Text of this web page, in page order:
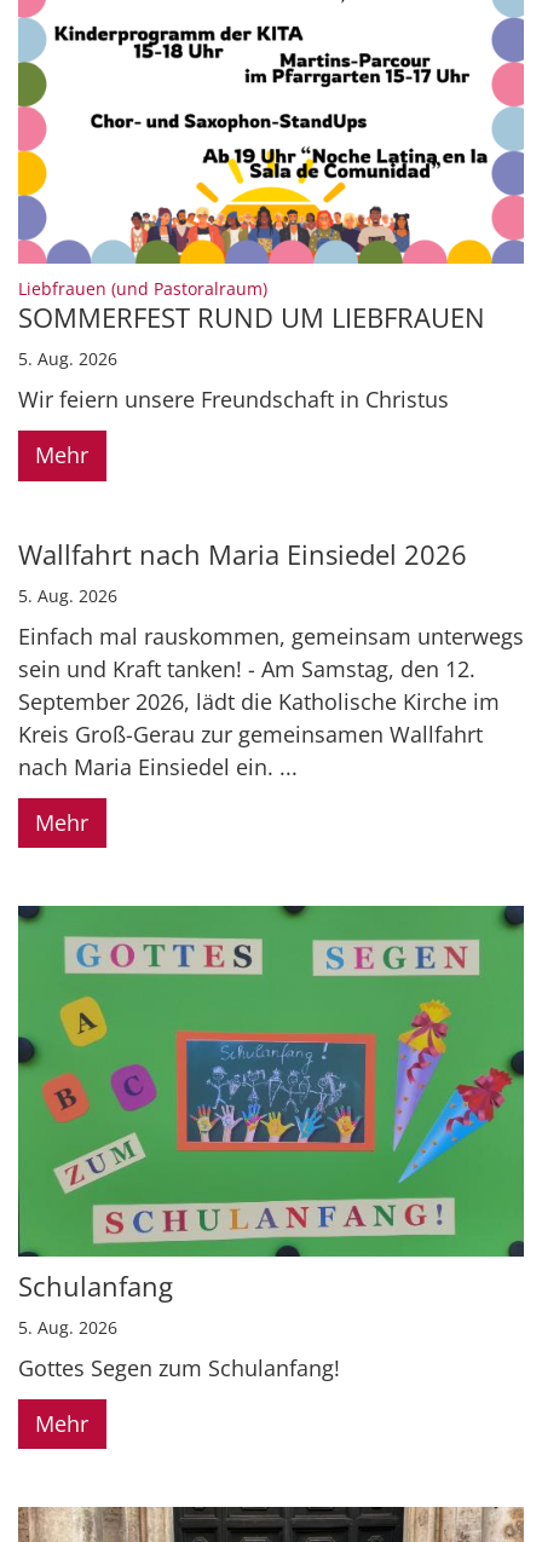
Liebfrauen (und Pastoralraum):
SOMMERFEST RUND UM LIEBFRAUEN
5. Aug. 2026
Wir feiern unsere Freundschaft in Christus
Mehr
Wallfahrt nach Maria Einsiedel 2026
5. Aug. 2026
Einfach mal rauskommen, gemeinsam unterwegs
sein und Kraft tanken! - Am Samstag, den 12.
September 2026, lädt die Katholische Kirche im
Kreis Groß-Gerau zur gemeinsamen Wallfahrt
nach Maria Einsiedel ein. ...
Mehr
Schulanfang
5. Aug. 2026
Gottes Segen zum Schulanfang!
Mehr